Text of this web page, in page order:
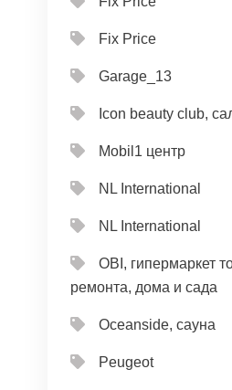
Fix Price
Garage_13
Icon beauty club,
Mobil1 центр
NL International
NL International
OBI, гипермаркет
ремонта, дома и сада
Oceanside, сауна
Peugeot